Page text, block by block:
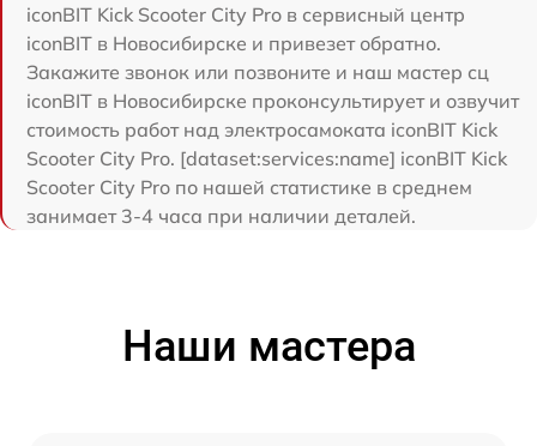
iconBIT Kick Scooter City Pro в сервисный центр
iconBIT в Новосибирске и привезет обратно.
Закажите звонок или позвоните и наш мастер сц
iconBIT в Новосибирске проконсультирует и озвучит
стоимость работ над электросамоката iconBIT Kick
Scooter City Pro. [dataset:services:name] iconBIT Kick
Scooter City Pro по нашей статистике в среднем
занимает 3-4 часа при наличии деталей.
Наши мастера